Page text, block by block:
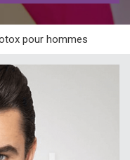
pour hommes